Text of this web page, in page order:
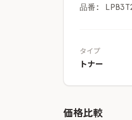
品番:
タイプ
トナー
価格比較